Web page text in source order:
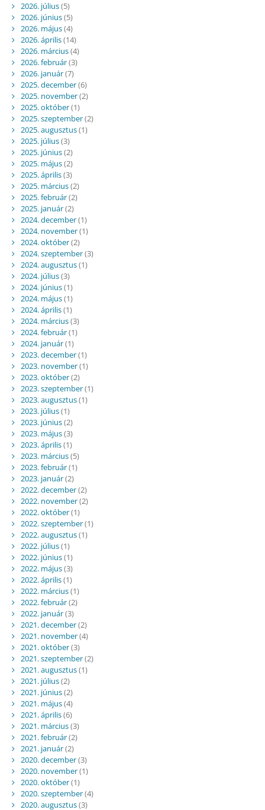
2026. július(5)
2026. június(5)
2026. május(4)
2026. április(14)
2026. március(4)
2026. február(3)
2026. január(7)
2025. december(6)
2025. november(2)
2025. október(1)
2025. szeptember(2)
2025. augusztus(1)
2025. július(3)
2025. június(2)
2025. május(2)
2025. április(3)
2025. március(2)
2025. február(2)
2025. január(2)
2024. december(1)
2024. november(1)
2024. október(2)
2024. szeptember(3)
2024. augusztus(1)
2024. július(3)
2024. június(1)
2024. május(1)
2024. április(1)
2024. március(3)
2024. február(1)
2024. január(1)
2023. december(1)
2023. november(1)
2023. október(2)
2023. szeptember(1)
2023. augusztus(1)
2023. július(1)
2023. június(2)
2023. május(3)
2023. április(1)
2023. március(5)
2023. február(1)
2023. január(2)
2022. december(2)
2022. november(2)
2022. október(1)
2022. szeptember(1)
2022. augusztus(1)
2022. július(1)
2022. június(1)
2022. május(3)
2022. április(1)
2022. március(1)
2022. február(2)
2022. január(3)
2021. december(2)
2021. november(4)
2021. október(3)
2021. szeptember(2)
2021. augusztus(1)
2021. július(2)
2021. június(2)
2021. május(4)
2021. április(6)
2021. március(3)
2021. február(2)
2021. január(2)
2020. december(3)
2020. november(1)
2020. október(1)
2020. szeptember(4)
2020. augusztus(3)